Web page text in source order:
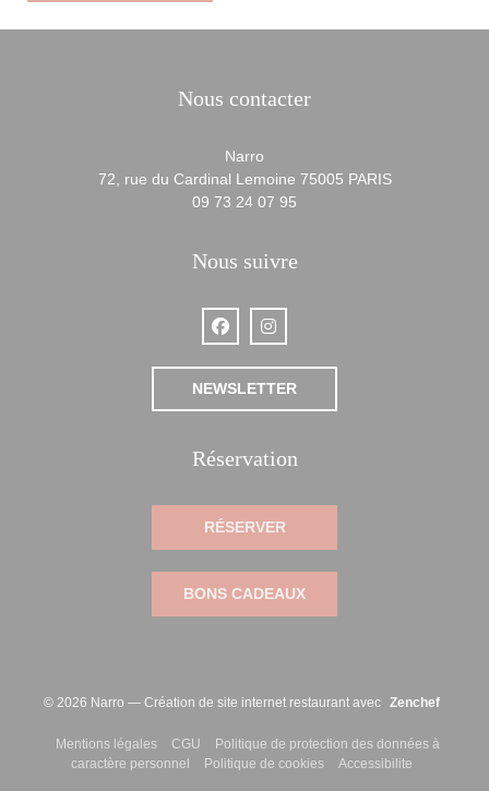
Nous contacter
Narro
72, rue du Cardinal Lemoine 75005 PARIS((ouvre une
09 73 24 07 95
Nous suivre
Facebook ((ouvre une nouvelle
Instagram ((ouvre une nouvelle
NEWSLETTER
Réservation
RÉSERVER
BONS CADEAUX
© 2026 Narro — Création de site internet restaurant avec Zenchef((ouvre
Mentions légales((ouvre une nouvelle fenêtre))
CGU((ouvre une nouvelle fenêtre))
Politique de protection des données à
caractère personnel
((ouvre une nouvelle fenêtre))
Politique de cookies((ouvre une nouvelle
Accessibilite